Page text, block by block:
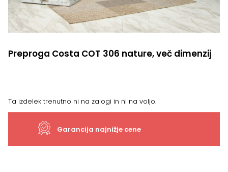
Preproga Costa COT 306 nature, več dimenzij
Ta izdelek trenutno ni na zalogi in ni na voljo.
Garancija najnižje cene